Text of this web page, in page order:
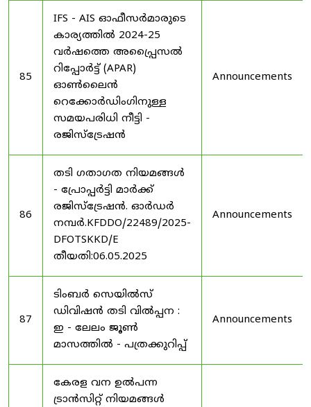
85
IFS - AIS ഓഫീസർമാരുടെ
കാര്യത്തിൽ 2024-25
വർഷത്തെ അപ്പ്രൈസൽ
റിപ്പോർട്ട് (APAR)
ഓൺലൈൻ
റെക്കോർഡിംഗിനുള്ള
സമയപരിധി നീട്ടി -
രജിസ്ട്രേഷൻ
Announcements
86
തടി ഗതാഗത നിയമങ്ങൾ
- പ്രോപ്പർട്ടി മാർക്ക്
രജിസ്ട്രേഷൻ. ഓർഡർ
നമ്പർ.KFDDO/22489/2025-
DFOTSKKD/E
തീയതി:06.05.2025
Announcements
87
ടിംബർ സെയിൽസ്
ഡിവിഷൻ തടി വിൽപ്പന :
ഇ - ലേലം ജൂൺ
മാസത്തിൽ - പത്രക്കുറിപ്പ്
Announcements
കേരള വന ഉൽ‌പന്ന
ട്രാൻസിറ്റ് നിയമങ്ങൾ